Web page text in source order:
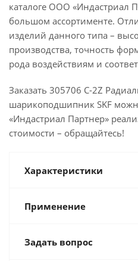
каталоге ООО «Индастриал
большом ассортименте.
изделий данного типа –
производства, точность
рода воздействиям и
Заказать 305706 C-2Z
шарикоподшипник SKF
«Индастриал Партнер»
стоимости – обращайтесь!
Характеристики
Применение
Задать вопрос